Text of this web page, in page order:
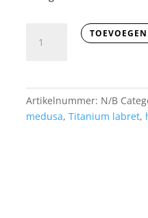
met
aantal
Artikelnummer: N/B
medusa, Titanium labret,